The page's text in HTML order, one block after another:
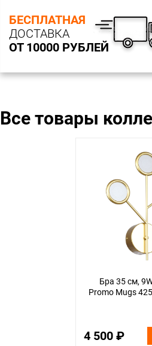
БЕСПЛАТНАЯ
ДОСТАВКА
ОТ 10000 РУБЛЕЙ
Все товары
Бра 35 см,
Promo Mugs
4 500 ₽